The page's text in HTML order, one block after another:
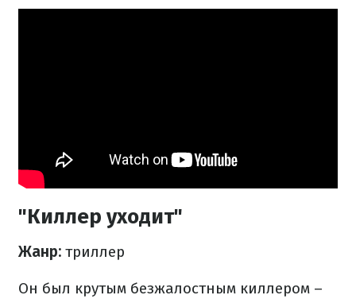
"Киллер уходит"
Жанр: триллер
Он был крутым безжалостным киллером –